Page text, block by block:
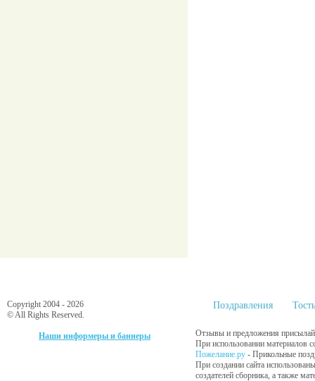
Copyright 2004 - 2026
© All Rights Reserved.
Наши информеры и баннеры
Поздравления
Отзывы и предложения
При использовании материалов
Пожелание.ру - Прикольные
При создании сайта
создателей сборника, а также